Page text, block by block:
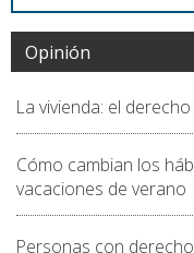
Opinión
La vivienda: el
Cómo cambian los
vacaciones de verano
Personas con